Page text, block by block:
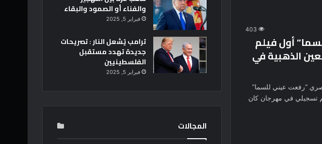
403
أول فيلم
الذهبية في
“رفعت عيني للسما”
تسجيلي في مهرجان كان
والفناء أو الصمود والبقاء
فبراير 5, 2025
ترامب يُشعل النار : تصريحات
جديدة تهدد مستقبل
الفلسطينيين
فبراير 5, 2025
المجالات